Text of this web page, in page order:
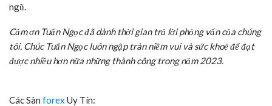
ngũ.
Cảm ơn Tuấn Ngọc đã dành thời gian trả lời phỏng vấn của chúng
tôi. Chúc Tuấn Ngọc luôn ngập tràn niềm vui và sức khoẻ để đạt
được nhiều hơn nữa những thành công trong năm 2023.
Các Sàn forex Uy Tín: